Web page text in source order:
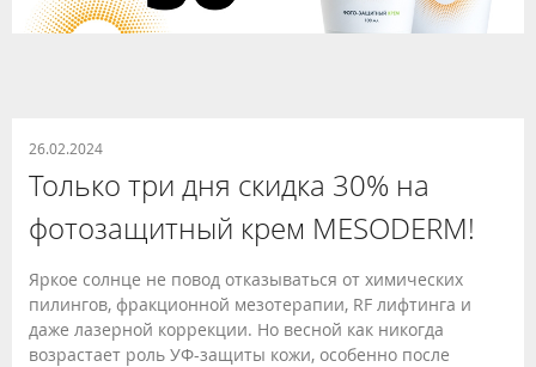
26.02.2024
Только три дня скидка 30% на
фотозащитный крем MESODERM!
Яркое солнце не повод отказываться от химических
пилингов, фракционной мезотерапии, RF лифтинга и
даже лазерной коррекции. Но весной как никогда
возрастает роль УФ-защиты кожи, особенно после